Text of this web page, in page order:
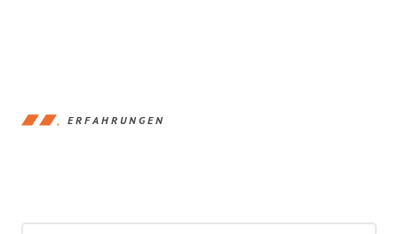
ERFAHRUNGEN